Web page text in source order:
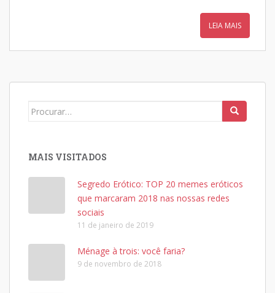
LEIA MAIS
Search
MAIS VISITADOS
Segredo Erótico: TOP 20 memes eróticos
que marcaram 2018 nas nossas redes
sociais
11 de janeiro de 2019
Ménage à trois: você faria?
9 de novembro de 2018